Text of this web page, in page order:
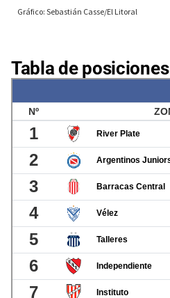
Tabla de posiciones